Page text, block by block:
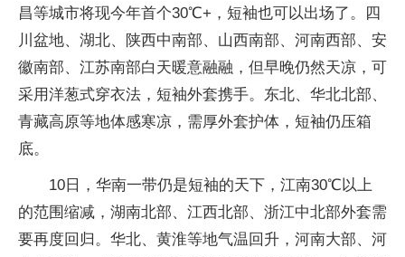
昌等城市将现今年首个30℃+，短袖也可以出场了。四
川盆地、湖北、陕西中南部、山西南部、河南西部、安
徽南部、江苏南部白天暖意融融，但早晚仍然天凉，可
采用洋葱式穿衣法，短袖外套携手。东北、华北北部、
青藏高原等地体感寒凉，需厚外套护体，短袖仍压箱
底。
10日，华南一带仍是短袖的天下，江南30℃以上
的范围缩减，湖南北部、江西北部、浙江中北部外套需
要再度回归。华北、黄淮等地气温回升，河南大部、河